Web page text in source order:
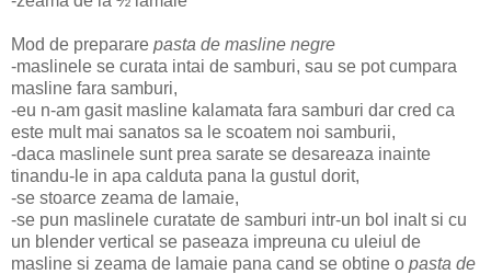
Mod de preparare pasta de masline negre
-maslinele se curata intai de samburi, sau se pot cumpara
masline fara samburi,
-eu n-am gasit masline kalamata fara samburi dar cred ca
este mult mai sanatos sa le scoatem noi samburii,
-daca maslinele sunt prea sarate se desareaza inainte
tinandu-le in apa calduta pana la gustul dorit,
-se stoarce zeama de lamaie,
-se pun maslinele curatate de samburi intr-un bol inalt si cu
un blender vertical se paseaza impreuna cu uleiul de
masline si zeama de lamaie pana cand se obtine o pasta de